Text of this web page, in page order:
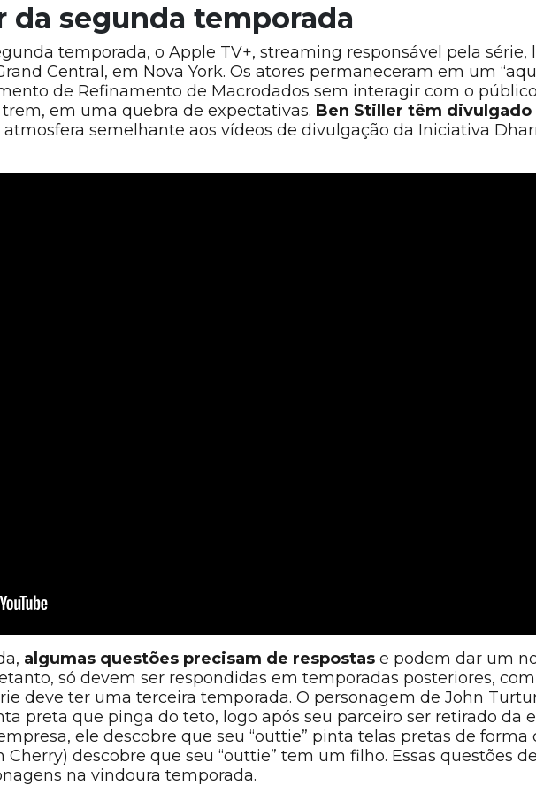
da segunda temporada
temporada, o Apple TV+, streaming responsável pela série,
Central, em Nova York. Os atores permaneceram em um
de Refinamento de Macrodados sem interagir com o
em uma quebra de expectativas. Ben Stiller têm divulgado
semelhante aos vídeos de divulgação da Iniciativa
algumas questões precisam de respostas e podem dar um
só devem ser respondidas em temporadas posteriores,
deve ter uma terceira temporada. O personagem de John
preta que pinga do teto, logo após seu parceiro ser retirado da
ele descobre que seu “outtie” pinta telas pretas de forma
Cherry) descobre que seu “outtie” tem um filho. Essas questões
na vindoura temporada.